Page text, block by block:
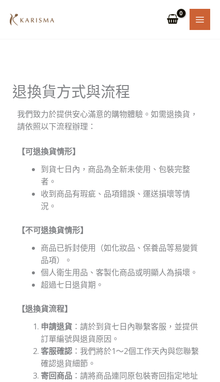
退換貨方式與流程
我們致力於提供安心滿意的購物體驗。如需退換貨，
請依照以下流程辦理：
【可退換貨情形】
到貨七日內，商品為全新未使用、包裝完整
者。
收到商品有瑕疵、品項錯誤、運送損壞等情
況。
【不可退換貨情形】
商品已拆封使用（如化妝品、保養品等易變質
品項）。
個人衛生用品、客製化商品或明顯人為損壞。
超過七日退貨期。
【退換貨流程】
申請退貨：請於到貨七日內聯繫客服，並提供
訂單編號與退貨原因。
客服確認：我們將於1～2個工作天內與您聯繫
確認退貨細節。
寄回商品：請將商品連同原包裝寄回指定地址